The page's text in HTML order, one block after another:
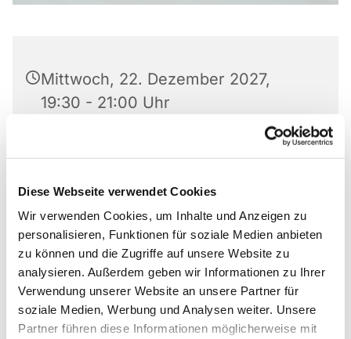
Diese Webseite verwendet Cookies
Wir verwenden Cookies, um Inhalte und Anzeigen zu
personalisieren, Funktionen für soziale Medien anbieten
zu können und die Zugriffe auf unsere Website zu
analysieren. Außerdem geben wir Informationen zu Ihrer
Verwendung unserer Website an unsere Partner für
soziale Medien, Werbung und Analysen weiter. Unsere
Partner führen diese Informationen möglicherweise mit
Mittwoch, 22. Dezember 2027,
19:30 - 21:00 Uhr
Abdinghofkirche, Am Abdinghof 7,
Markus Maurer
Markus Maurer
Markus_Maurer@freenet.de